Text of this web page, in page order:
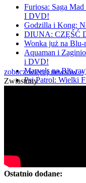
Furiosa: Saga
I DVD!
Godzilla i Kong:
DIUNA: CZĘŚĆ
Wonka już na
Aquaman i
i DVD!
Marvels na Blu-
Psi Patrol: Wielki
zobacz więcej newsów »
Zwiastuny
Ostatnio dodane: